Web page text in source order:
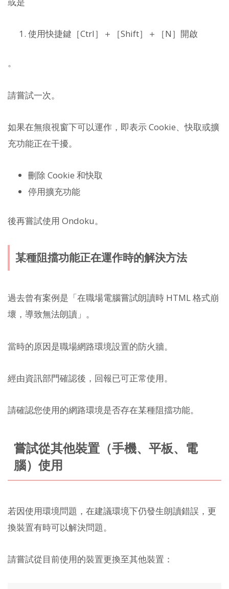
使用快捷鍵［Ctrl］＋［Shift］＋［N］開啟
。
請嘗試一次。
如果在無痕視窗下可以運作，即表示 Cookie、快取或擴
充功能正在干擾。
刪除 Cookie 和快取
停用擴充功能
後再嘗試使用 Ondoku。
某種阻擋功能正在運作時的解決方法
過去曾有案例是「在職場電腦嘗試朗讀時 HTML 格式崩
壞，導致無法朗讀」。
當時的原因是職場網路環境設置的防火牆。
經由資訊部門確認後，回報已可正常使用。
請確認您使用的網路環境是否存在某種阻擋功能。
嘗試從其他裝置（手機、平板、電
腦）使用
若因使用環境問題，在建議環境下仍發生朗讀錯誤，更
換裝置有時可以解決問題。
請嘗試從目前使用的裝置更換至其他裝置：